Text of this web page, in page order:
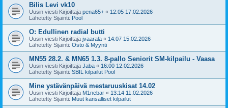
Bilis Levi vk10
Uusin viesti Kirjoittaja pena65+ « 12:05 17.02.2026
Lähetetty Sijainti: Pool
O: Edullinen radial butti
Uusin viesti Kirjoittaja jvaarala « 14:07 15.02.2026
Lähetetty Sijainti: Osto & Myynti
MN55 28.2. & MN65 1.3. 8-pallo Seniorit SM-kilpailu - Vaasa
Uusin viesti Kirjoittaja Jaba « 16:00 12.02.2026
Lähetetty Sijainti: SBIL kilpailut Pool
Mine ystävänpäivä mestaruuskisat 14.02
Uusin viesti Kirjoittaja M1nebar « 13:14 11.02.2026
Lähetetty Sijainti: Muut kansalliset kilpailut